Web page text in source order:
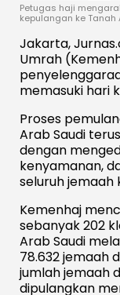
Petugas haji
kepulangan ke Tanah
Jakarta,
Umrah
memasuki hari
Proses
Arab Saudi
dengan
kenyamanan,
seluruh jemaah
Kemenhaj
sebanyak 202
Arab Saudi
78.632 jemaah
jumlah jemaah
dipulangkan